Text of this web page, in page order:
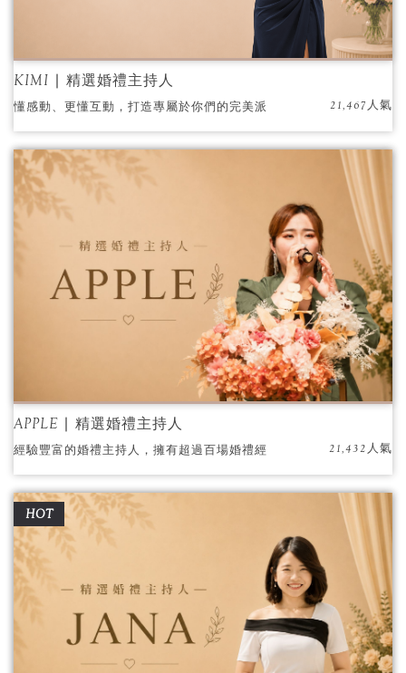
KIMI ∣ 精選婚禮主持人
懂感動、更懂互動，打造專屬於你們的完美派
21,467人氣
APPLE ∣ 精選婚禮主持人
經驗豐富的婚禮主持人，擁有超過百場婚禮經
驗，專注於打造獨特、難忘的婚禮。
21,432人氣
HOT